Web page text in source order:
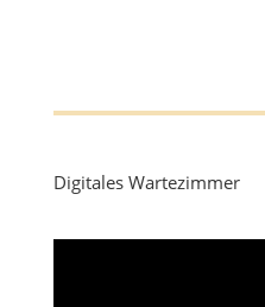
Digitales Wartezimmer